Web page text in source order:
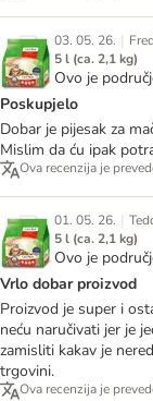
03. 05. 26. | Fred
5 l (ca. 2,1 kg)
Ovo je
Poskupjelo
Dobar je pijesak za
Mislim da ću ipak
Ova recenzija je
01. 05. 26. |
5 l (ca. 2,1 kg)
Ovo je
Vrlo dobar proizvod
Proizvod je super i
neću naručivati jer je
zamisliti kakav je
trgovini.
Ova recenzija je